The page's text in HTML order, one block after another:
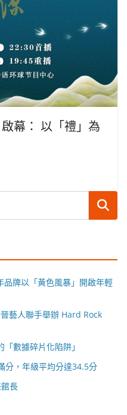
幕： 以「禮」為
搜尋
牌以「黃色風暴」開啟年輕
藝人聯手舉辦 Hard Rock
數據碎片化陷阱」
分，年級平均分達34.5分
長